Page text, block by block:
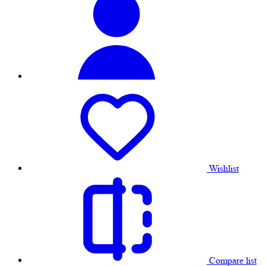
Wishlist
Compare list